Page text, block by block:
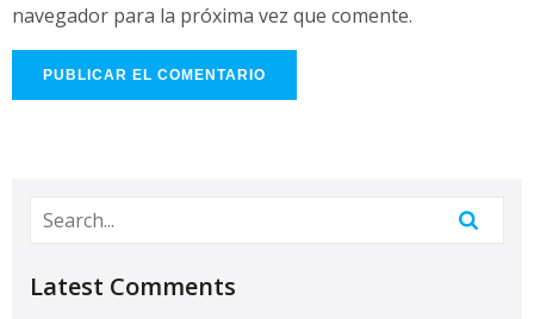
navegador para la próxima vez que comente.
Latest Comments